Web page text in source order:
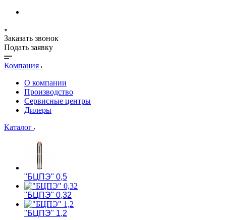
Заказать звонок
Подать заявку
Компания
О компании
Производство
Сервисные центры
Дилеры
Каталог
"БЦПЭ" 0,5
"БЦПЭ" 0,32
"БЦПЭ" 1,2